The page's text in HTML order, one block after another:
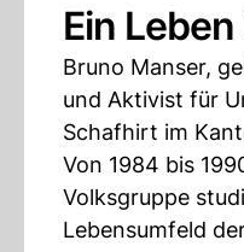
Ein
Bruno Manser,
und Aktivist für
Schafhirt im
Von 1984 bis
Volksgruppe
Lebensumfeld